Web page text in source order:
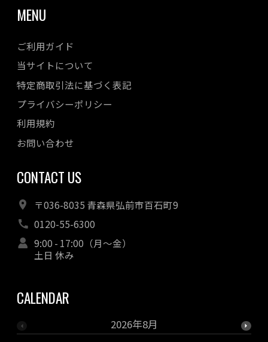
MENU
ご利用ガイド
当サイトについて
特定商取引法に基づく表記
プライバシーポリシー
利用規約
お問い合わせ
CONTACT US
〒036-8035 青森県弘前市百石町9
0120-55-6300
9:00 - 17:00（月～金）
土日 休み
CALENDAR
2026年8月